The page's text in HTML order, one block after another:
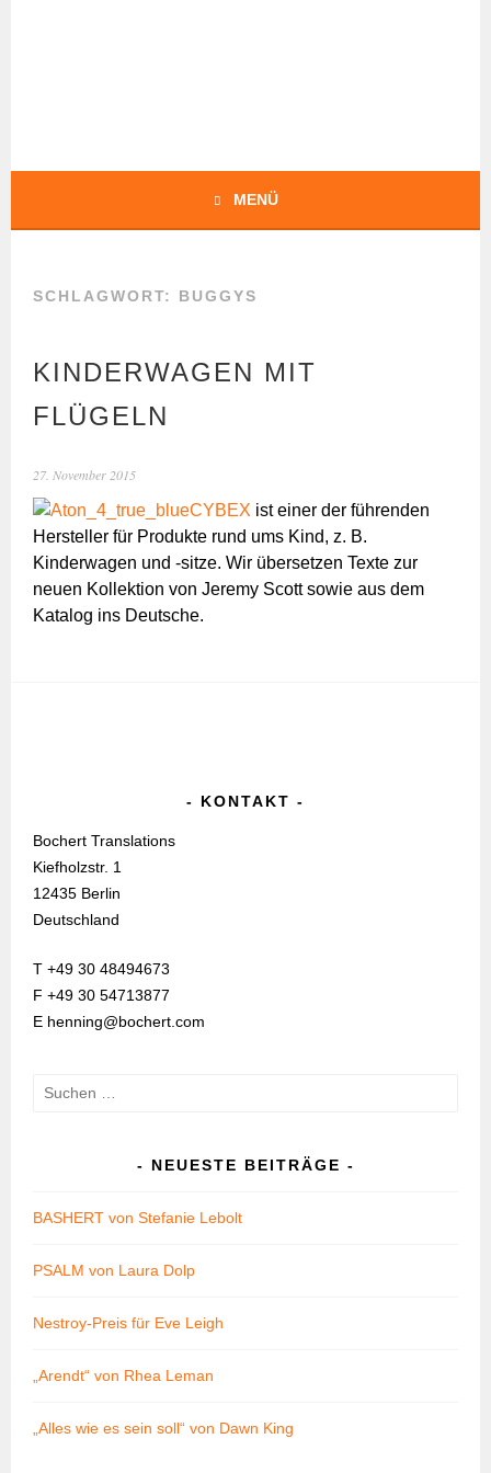
MENÜ
SCHLAGWORT: BUGGYS
KINDERWAGEN MIT
FLÜGELN
27. November 2015
CYBEX ist einer der führenden
Hersteller für Produkte rund ums Kind, z. B.
Kinderwagen und -sitze. Wir übersetzen Texte zur
neuen Kollektion von Jeremy Scott sowie aus dem
Katalog ins Deutsche.
KONTAKT
Bochert Translations
Kiefholzstr. 1
12435 Berlin
Deutschland
T +49 30 48494673
F +49 30 54713877
E henning@bochert.com
Suchen
NEUESTE BEITRÄGE
BASHERT von Stefanie Lebolt
PSALM von Laura Dolp
Nestroy-Preis für Eve Leigh
„Arendt“ von Rhea Leman
„Alles wie es sein soll“ von Dawn King